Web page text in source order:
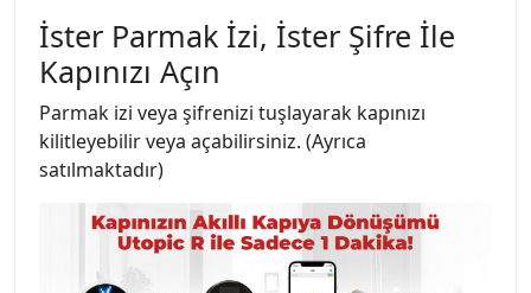
İster Parmak İzi, İster Şifre İle
Kapınızı Açın
Parmak izi veya şifrenizi tuşlayarak kapınızı
kilitleyebilir veya açabilirsiniz. (Ayrıca
satılmaktadır)